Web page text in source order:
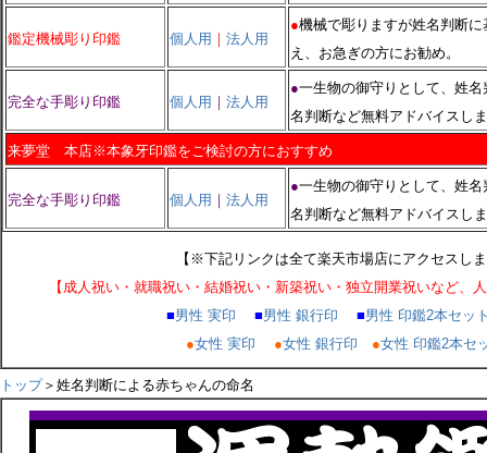
鑑定機械彫り印鑑 個人用 ｜ 法人用
●機械で彫りますが姓名判断
え、お急ぎの方にお勧め。
完全な手彫り印鑑 個人用 ｜ 法人用
●一生物の御守りとして、姓
名判断など無料アドバイスし
来夢堂 本店※本象牙印鑑をご検討の方におすすめ
完全な手彫り印鑑 個人用 ｜ 法人用
●一生物の御守りとして、姓
名判断など無料アドバイスし
【※下記リンクは全て楽天市場店にアクセスし
【成人祝い・就職祝い・結婚祝い・新築祝い・独立開業祝いなど、
■男性 実印 ■男性 銀行印 ■男性 印鑑2本セッ
●女性 実印 ●女性 銀行印 ●女性 印鑑2本セ
トップ＞姓名判断による赤ちゃんの命名